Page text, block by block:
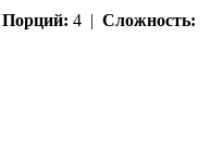
Порций: 4 | Сложность: